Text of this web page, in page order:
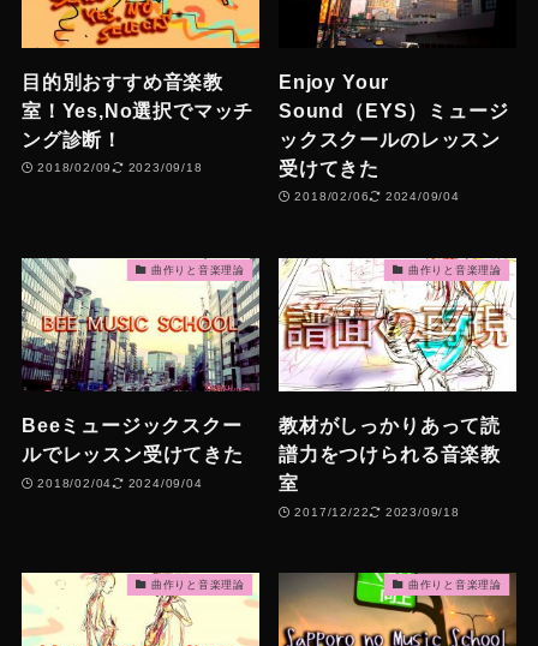
目的別おすすめ音楽教
室！Yes,No選択でマッチ
ング診断！
2018/02/09 2023/09/18
Enjoy Your
Sound（EYS）ミュージ
ックスクールのレッスン
受けてきた
2018/02/06 2024/09/04
曲作りと音楽理論
Beeミュージックスクー
ルでレッスン受けてきた
2018/02/04 2024/09/04
曲作りと音楽理論
教材がしっかりあって読
譜力をつけられる音楽教
室
2017/12/22 2023/09/18
曲作りと音楽理論 曲作りと音楽理論